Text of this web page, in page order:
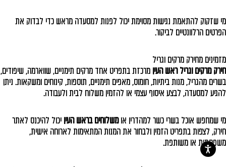
מי שזקוק להתאמת נגישות מסוימת יכול לפנות למסעדה מראש כדי לבדוק את
הפרטים הרלוונטיים לביקור.
מזמינים מחירק מרקים וגריל
חירק מרקים וגריל ראש העין מרכזת בתפריט אחד מרקים תימניים, שווארמה, שיפודים,
בשרים מהגריל, מנות ביתיות, חומוס, מאפים תימניים, תוספות, קינוחים ומשקאות. ניתן
להגיע למסעדה, לבצע איסוף עצמי או להזמין משלוח לבית ולעבודה.
מי שמחפש אוכל בשרי כשר למהדרין אומשלוחים בראש העין יכול להיכנס לאתר
חירק, לצפות בתפריט הזמין ולבחור את המנות המתאימות לארוחה אישית,
משפחתית או משותפת.